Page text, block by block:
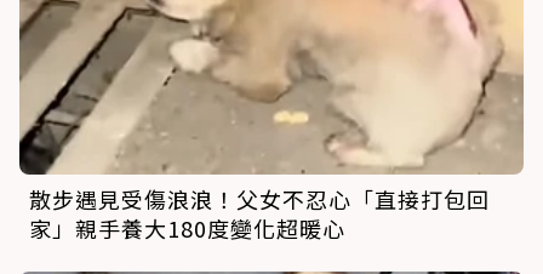
散步遇見受傷浪浪！父女不忍心「直接打包回
家」親手養大180度變化超暖心